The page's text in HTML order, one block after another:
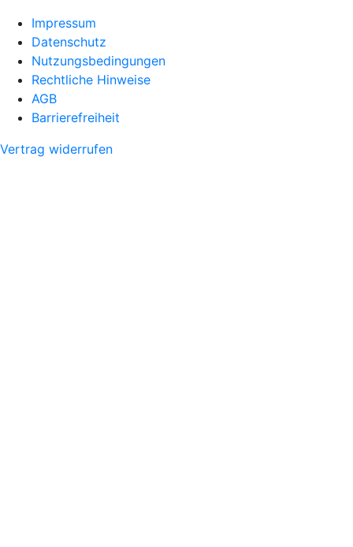
Impressum
Datenschutz
Nutzungsbedingungen
Rechtliche Hinweise
AGB
Barrierefreiheit
Vertrag widerrufen